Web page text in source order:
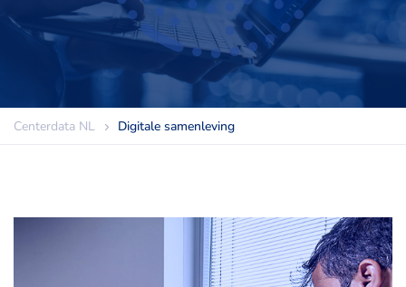
Centerdata NL Digitale samenleving